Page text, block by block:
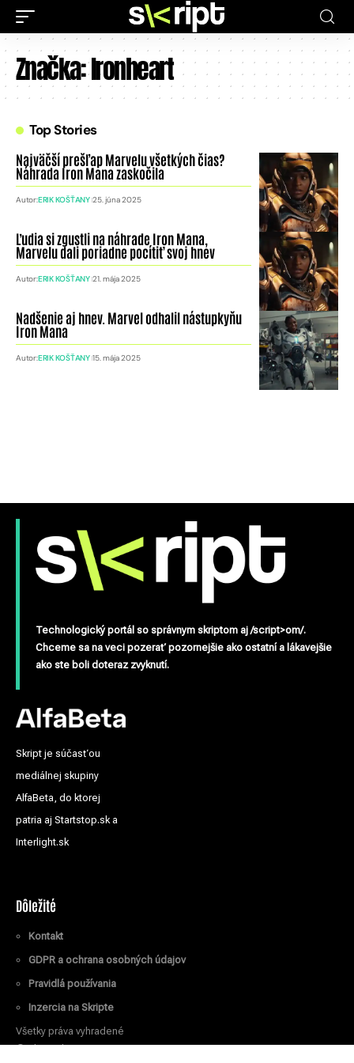
Značka:Ironheart
Top Stories
Najväčší prešľap Marvelu všetkých čias?
Náhrada Iron Mana zaskočila
Autor:ERIK KOŠŤANY 25. júna 2025
Ľudia si zgustli na náhrade Iron Mana,
Marvelu dali poriadne pocítiť svoj hnev
Autor:ERIK KOŠŤANY 21. mája 2025
Nadšenie aj hnev. Marvel odhalil nástupkyňu
Iron Mana
Autor:ERIK KOŠŤANY 15. mája 2025
Technologický portál so správnym skriptom aj /script>om/.
Chceme sa na veci pozerať pozornejšie ako ostatní a lákavejšie
ako ste boli doteraz zvyknutí.
Skript je súčasťou
mediálnej skupiny
AlfaBeta, do ktorej
patria aj Startstop.sk a
Interlight.sk
Dôležité
Kontakt
GDPR a ochrana osobných údajov
Pravidlá používania
Inzercia na Skripte
Všetky práva vyhradené
© Skript.sk